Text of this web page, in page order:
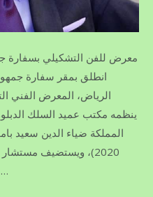
معرض للفن التشكيلي بسفارة
انطلق بمقر سفارة
الرياض، المعرض الفني
ينظمه مكتب عميد السلك
2020)، ويستضيف
ناصر السلامة، وبمشاركة مجموعة …